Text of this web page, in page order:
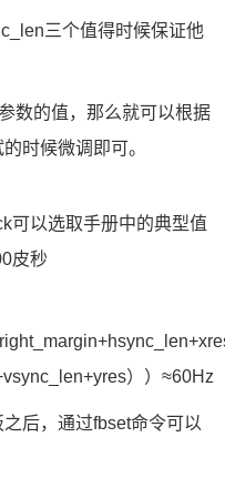
三个值得时候保证他
数的值，那么就可以根据
时候微调即可。
可以选取手册中的典型值
皮秒
））≈60Hz
后，通过fbset命令可以